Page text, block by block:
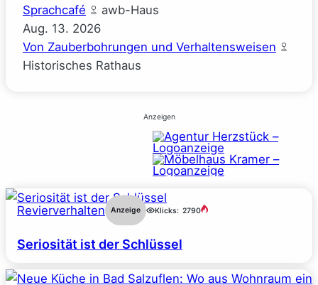
Sprachcafé
awb-Haus
Aug. 13. 2026
Von Zauberbohrungen und Verhaltensweisen
Historisches Rathaus
Anzeigen
Revierverhalten Anzeige Klicks: 2790
Seriosität ist der Schlüssel